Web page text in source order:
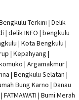
Terkini | Delik
| delik INFO | bengkulu
| Kota Bengkulu |
| Kepahyang |
| Argamakmur |
| Bengkulu Selatan |
Bung Karno | Danau
| Bumi Merah